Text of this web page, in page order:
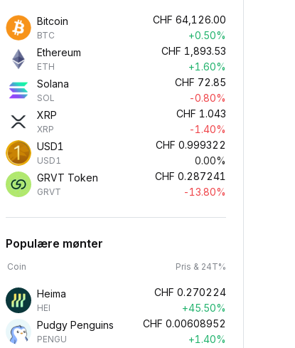
Bitcoin
BTC
CHF 64,126.00
+0.50%
Ethereum
ETH
CHF 1,893.53
+1.60%
Solana
SOL
CHF 72.85
-0.80%
XRP
XRP
CHF 1.043
-1.40%
USD1
USD1
CHF 0.999322
0.00%
GRVT Token
GRVT
CHF 0.287241
-13.80%
Populære mønter
Coin Pris & 24T%
Heima
HEI
CHF 0.270224
+45.50%
Pudgy Penguins
PENGU
CHF 0.00608952
+1.40%